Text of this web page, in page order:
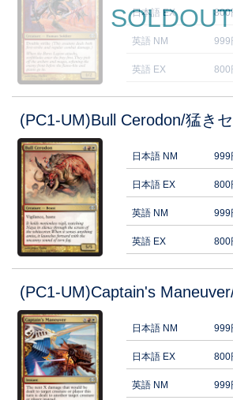
日本語 EX 800
英語 NM 999
英語 EX 800
SOLDOUT
(PC1-UM)Bull Cerodon/猛き
日本語 NM 999
日本語 EX 800
英語 NM 999
英語 EX 800
(PC1-UM)Captain's
日本語 NM 999
日本語 EX 800
英語 NM 999